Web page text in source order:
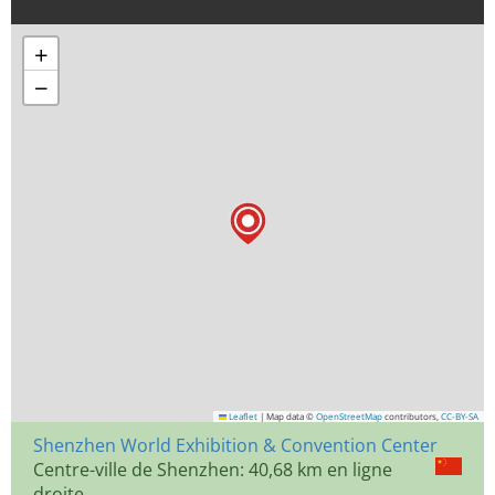
+
−
Leaflet | Map data © OpenStreetMap contributors, CC-BY-SA
Shenzhen World Exhibition & Convention Center
Centre-ville de Shenzhen: 40,68 km en ligne